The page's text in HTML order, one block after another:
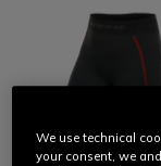
We use technical
your consent, we